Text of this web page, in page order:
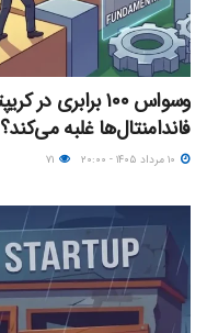
وسواس ۱۰۰
فاندامنتال‌ها غلبه می‌کند؟